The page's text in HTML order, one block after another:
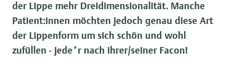
der Lippe mehr Dreidimensionalität. Manche
Patient:innen möchten jedoch genau diese Art
der Lippenform um sich schön und wohl
zufüllen - Jede*r nach ihrer/seiner Facon!